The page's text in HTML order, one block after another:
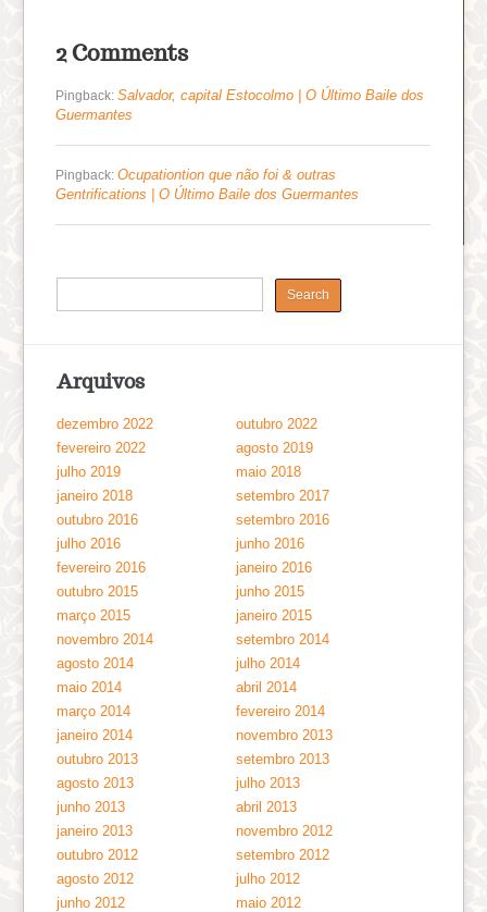
2 Comments
Pingback:Salvador, capital Estocolmo | O Último Baile dos
Guermantes
Pingback:Ocupationtion que não foi & outras
Gentrifications | O Último Baile dos Guermantes
Arquivos
dezembro 2022
outubro 2022
fevereiro 2022
agosto 2019
julho 2019
maio 2018
janeiro 2018
setembro 2017
outubro 2016
setembro 2016
julho 2016
junho 2016
fevereiro 2016
janeiro 2016
outubro 2015
junho 2015
março 2015
janeiro 2015
novembro 2014
setembro 2014
agosto 2014
julho 2014
maio 2014
abril 2014
março 2014
fevereiro 2014
janeiro 2014
novembro 2013
outubro 2013
setembro 2013
agosto 2013
julho 2013
junho 2013
abril 2013
janeiro 2013
novembro 2012
outubro 2012
setembro 2012
agosto 2012
julho 2012
junho 2012
maio 2012